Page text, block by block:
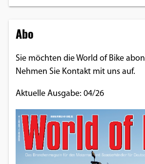
Abo
Sie möchten die World of Bike
Nehmen Sie Kontakt mit uns auf.
Aktuelle Ausgabe: 04/26